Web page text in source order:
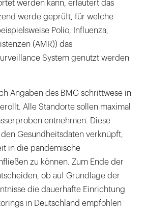
werden kann, erläutert das
werde geprüft, für welche
Polio, Influenza,
(AMR)) das
System genutzt werden
Angaben des BMG schrittwese in
Alle Standorte sollen maximal
entnehmen. Diese
Gesundheitsdaten verknüpft,
in die pandemische
zu können. Zum Ende der
ob auf Grundlage der
die dauerhafte Einrichtung
in Deutschland empfohlen